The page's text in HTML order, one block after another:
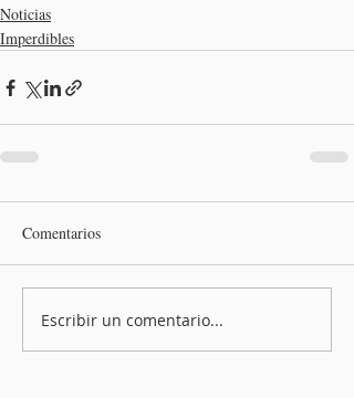
Noticias
Imperdibles
Comentarios
Escribir un comentario...